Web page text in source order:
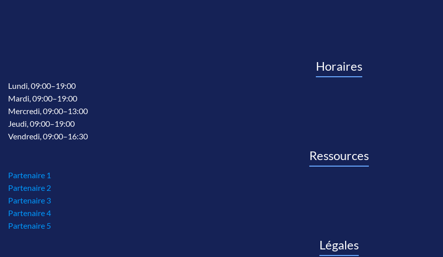
Horaires
Lundi, 09:00–19:00
Mardi, 09:00–19:00
Mercredi, 09:00–13:00
Jeudi, 09:00–19:00
Vendredi, 09:00–16:30
Ressources
Partenaire 1
Partenaire 2
Partenaire 3
Partenaire 4
Partenaire 5
Légales